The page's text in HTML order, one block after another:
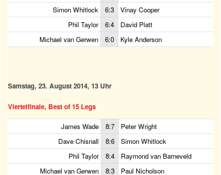
Simon Whitlock
6:3
Vinay Cooper
Phil Taylor
6:4
David Platt
Michael van Gerwen
6:0 Kyle Anderson
Samstag, 23. August 2014, 13 Uhr
Viertelfinale, Best of 15 Legs
James Wade 8:7
Peter Wright
Dave Chisnall
8:6
Simon Whitlock
Phil Taylor
8:4
Raymond van Barneveld
Michael van Gerwen
8:3 Paul Nicholson